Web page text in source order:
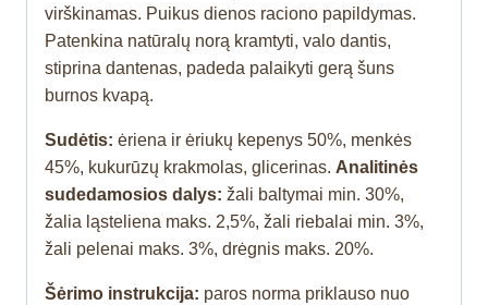
virškinamas. Puikus dienos raciono papildymas.
Patenkina natūralų norą kramtyti, valo dantis,
stiprina dantenas, padeda palaikyti gerą šuns
burnos kvapą.
Sudėtis: ėriena ir ėriukų kepenys 50%, menkės
45%, kukurūzų krakmolas, glicerinas. Analitinės
sudedamosios dalys: žali baltymai min. 30%,
žalia ląsteliena maks. 2,5%, žali riebalai min. 3%,
žali pelenai maks. 3%, drėgnis maks. 20%.
Šėrimo instrukcija: paros norma priklauso nuo